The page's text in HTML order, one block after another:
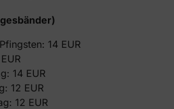
14 EUR
14 EUR
12 EUR
12 EUR